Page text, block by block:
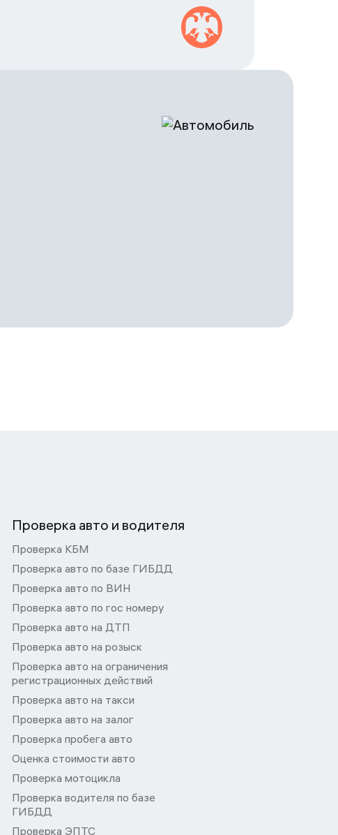
Проверка авто и водителя
Проверка КБМ
Проверка авто по базе ГИБДД
Проверка авто по ВИН
Проверка авто по гос номеру
Проверка авто на ДТП
Проверка авто на розыск
Проверка авто на ограничения
регистрационных действий
Проверка авто на такси
Проверка авто на залог
Проверка пробега авто
Оценка стоимости авто
Проверка мотоцикла
Проверка водителя по базе
ГИБДД
Проверка ЭПТС